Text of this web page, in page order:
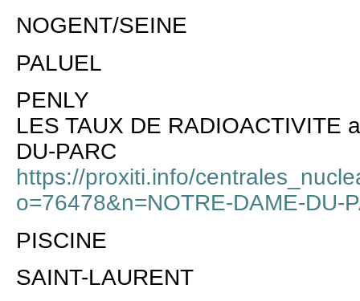
NOGENT/SEINE
PALUEL
PENLY
LES TAUX DE RADIOACTIVITE
DU-PARC
https://proxiti.info/
o=76478&n=NOTRE-DAME-DU-
PISCINE
SAINT-LAURENT